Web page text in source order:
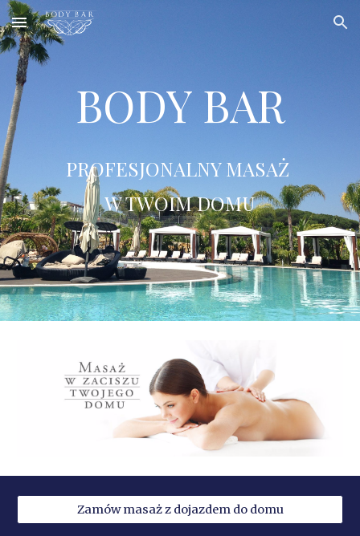
Skip to main content Skip to navigation
BODY BAR
PROFESJONALNY MASAŻ
W TWOIM DOMU
Zamów masaż z dojazdem do domu